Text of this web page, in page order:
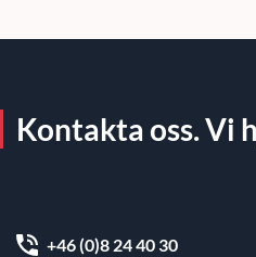
Kontakta oss. Vi
+46 (0)8 24 40 30